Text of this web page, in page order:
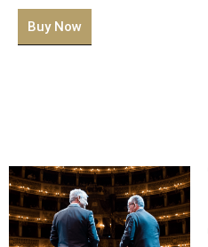
Buy Now